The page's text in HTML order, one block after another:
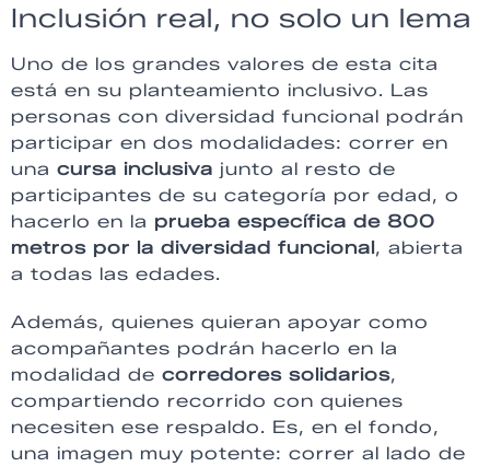
Inclusión real, no solo un lema
Uno de los grandes valores de esta cita
está en su planteamiento inclusivo. Las
personas con diversidad funcional podrán
participar en dos modalidades: correr en
una cursa inclusiva junto al resto de
participantes de su categoría por edad, o
hacerlo en la prueba específica de 800
metros por la diversidad funcional, abierta
a todas las edades.
Además, quienes quieran apoyar como
acompañantes podrán hacerlo en la
modalidad de corredores solidarios,
compartiendo recorrido con quienes
necesiten ese respaldo. Es, en el fondo,
una imagen muy potente: correr al lado de